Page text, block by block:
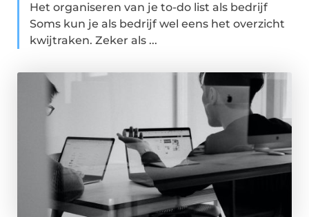
Het organiseren van je to-do list als bedrijf
Soms kun je als bedrijf wel eens het overzicht
kwijtraken. Zeker als ...